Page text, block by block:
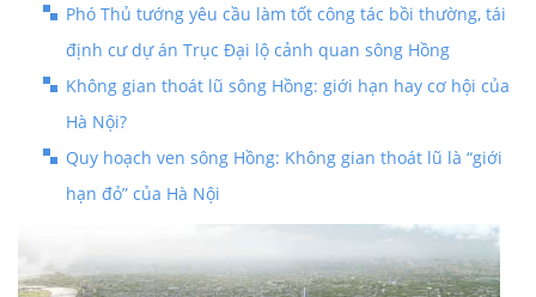
Phó Thủ tướng yêu cầu làm tốt công tác bồi thường, tái
định cư dự án Trục Đại lộ cảnh quan sông Hồng
Không gian thoát lũ sông Hồng: giới hạn hay cơ hội của
Hà Nội?
Quy hoạch ven sông Hồng: Không gian thoát lũ là “giới
hạn đỏ” của Hà Nội